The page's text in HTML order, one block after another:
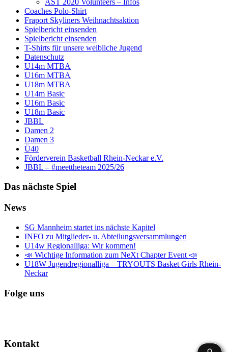
Coaches Polo-Shirt
Fraport Skyliners Weihnachtsaktion
Spielbericht einsenden
Spielbericht einsenden
T-Shirts für unsere weibliche Jugend
Datenschutz
U14m MTBA
U16m MTBA
U18m MTBA
U14m Basic
U16m Basic
U18m Basic
JBBL
Damen 2
Damen 3
Ü40
Förderverein Basketball Rhein-Neckar e.V.
JBBL – #meettheteam 2025/26
Das nächste Spiel
News
SG Mannheim startet ins nächste Kapitel
INFO zu Mitglieder- u. Abteilungsversammlungen
U14w Regionalliga: Wir kommen!
📣 Wichtige Information zum NeXt Chapter Event 📣
U18W Jugendregionalliga – TRYOUTS Basket Girls Rhein-
Neckar
Folge uns
Kontakt